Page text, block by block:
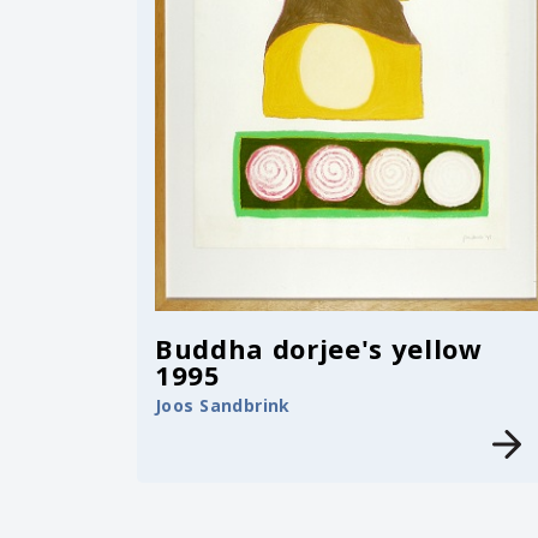
Buddha dorjee's yellow
1995
Joos Sandbrink